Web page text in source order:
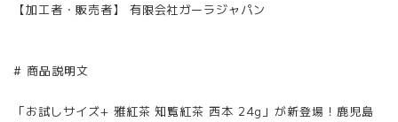
【加工者・販売者】 有限会社ガーラジャパン
# 商品説明文
「お試しサイズ+ 雅紅茶 知覧紅茶 西本 24g」が新登場！鹿児島